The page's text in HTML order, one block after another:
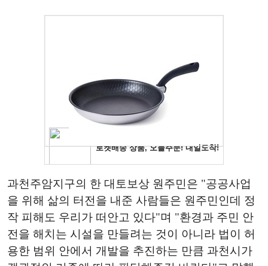
과천주암지구의 한 대토보상 원주민은 "공공사업
을 위해 삶의 터전을 내준 사람들은 원주민인데 정
작 피해도 우리가 떠안고 있다"며 "환경과 주민 안
전을 해치는 시설을 만들려는 것이 아니라 법이 허
용한 범위 안에서 개발을 추진하는 만큼 과천시가